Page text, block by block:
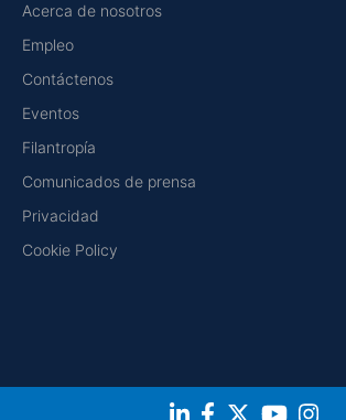
Acerca de nosotros
Empleo
Contáctenos
Eventos
Filantropía
Comunicados de prensa
Privacidad
Cookie Policy